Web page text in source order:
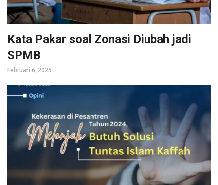
Kata Pakar soal Zonasi Diubah jadi
SPMB
Februari 6, 2025